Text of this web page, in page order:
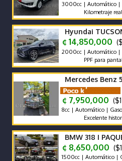
3000cc | Automático |
Kilometraje real
Hyundai
¢ 14,850,000
2000cc | Automático |
PPF para pantalla
Mercedes Benz
¢ 7,950,000
8cc | Automático |
Excelente historial
BMW 318 I
¢ 8,650,000
1500cc | Automático |